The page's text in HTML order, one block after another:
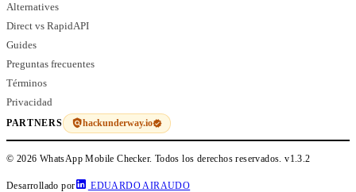
Alternatives
Direct vs RapidAPI
Guides
Preguntas frecuentes
Términos
Privacidad
PARTNERS hackunderway.io
© 2026 WhatsApp Mobile Checker. Todos los derechos reservados.v1.3.2
Desarrollado por EDUARDO AIRAUDO